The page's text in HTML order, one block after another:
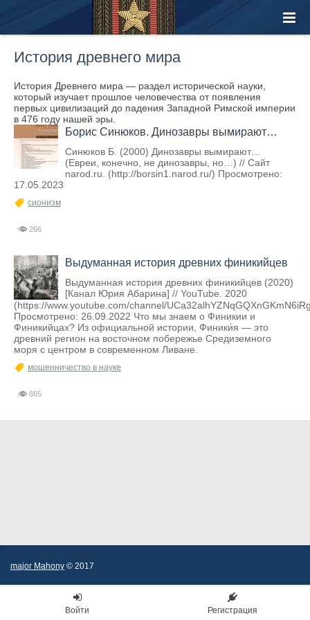
История древнего мира
История Древнего мира — раздел исторической науки,
который изучает прошлое человечества от появления
первых цивилизаций до падения Западной Римской империи
в 476 году нашей эры.
Борис Синюков. Динозавры вымирают…
Синюков Б. (2000) Динозавры вымирают…
(Евреи, конечно, не динозавры, но…) // Сайт
narod.ru. (http://borsin1.narod.ru/) Просмотрено:
17.05.2023
сионизм
266
Выдуманная история древних финикийцев
Выдуманная история древних финикийцев (2020)
[Канал Юрия Абарина] // YouTube. 2020
(https://www.youtube.com/channel/
Просмотрено: 26.09.2022 Что мы знаем о Финикии и
Финикийцах? Из официальной истории, Финики́я — это
древний регион на восточном побережье Средиземного
моря с центром в современном Ливане.
мошенничество в науке
865
major Mahony © 2017
Войти Регистрация